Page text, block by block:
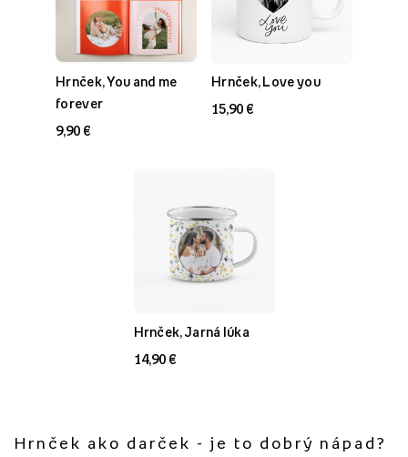
Hrnček, You and me
forever
9,90 €
Hrnček, Love you
15,90 €
Hrnček, Jarná lúka
14,90 €
Hrnček ako darček - je to dobrý nápad?